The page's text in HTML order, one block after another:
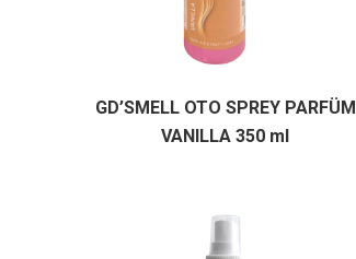
GD’SMELL OTO SPREY PARFÜM
VANILLA 350 ml